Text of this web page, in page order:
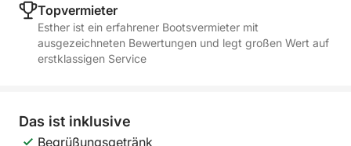
Topvermieter
Esther ist ein erfahrener Bootsvermieter mit
ausgezeichneten Bewertungen und legt großen Wert auf
erstklassigen Service
Das ist inklusive
Begrüßungsgetränk